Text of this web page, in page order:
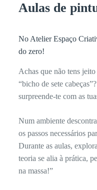
Aulas de
No Atelier Espaço
do zero!
Achas que não tens
“bicho de sete
surpreende-te com as
Num ambiente
os passos necessários
Durante as aulas,
teoria se alia à prática,
na massa!”